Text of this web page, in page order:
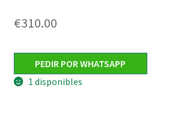
€310.00
PEDIR POR WHATSAPP
1 disponibles